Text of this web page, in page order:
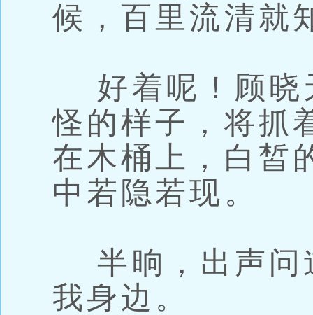
候，百里流清就
好着呢！顾晓
怪的样子，将抓
在木桶上，白皙
中若隐若现。
半晌，出声问
我身边。